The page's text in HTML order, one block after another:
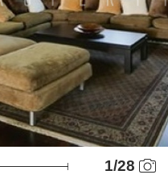
1/28